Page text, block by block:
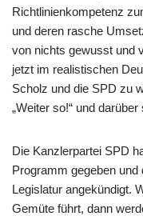
Richtlinienkompetenz
und deren rasche
von nichts gewusst und
jetzt im realistischen
Scholz und die SPD zu
„Weiter so!“ und
Die Kanzlerpartei SPD
Programm gegeben und
Legislatur angekündigt.
Gemüte führt, dann